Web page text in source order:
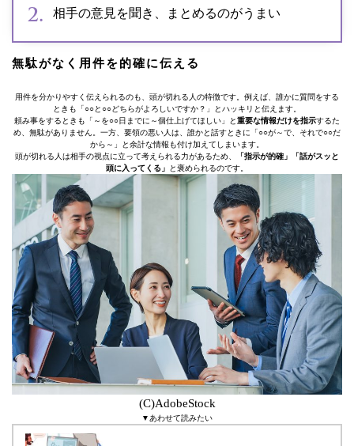
相手の意見を聞き、まとめるのがうまい
無駄がなく用件を的確に伝える
用件を分かりやすく伝えられるのも、頭が切れる人の特徴です。例えば、誰かに質問をする
ときも「○○と○○どちらがよろしいですか？」とハッキリと伝えます。
頼み事をするときも「～を○○日までに～個仕上げてほしい」と重要な情報だけを指示するた
め、無駄がありません。一方、要領の悪い人は、誰かと話すときに「○○が～で、それで○○だ
から～」と余計な情報も付け加えてしまいます。
頭が切れる人は相手の視点に立って考えられる力があるため、
「指示が的確」「話がスッと
頭に入ってくる」
と褒められるのです。
(C)AdobeStock
▼あわせて読みたい